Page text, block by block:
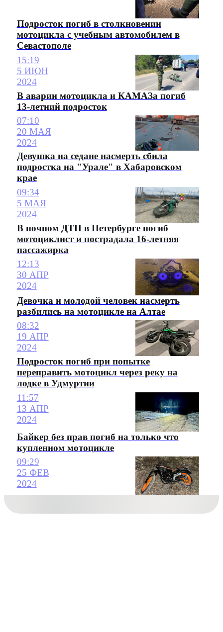
Подросток погиб в столкновении
мотоцикла с учебным автомобилем в
Севастополе
15:19
5 ИЮН
2024
В аварии мотоцикла и КАМАЗа погиб
13-летний подросток
07:10
20 МАЯ
2024
Девушка на седане насмерть сбила
подростка на "Урале" в Хабаровском
крае
09:34
5 МАЯ
2024
В ночном ДТП в Петербурге погиб
мотоциклист и пострадала 16-летняя
пассажирка
12:13
30 АПР
2024
Девочка и молодой человек насмерть
разбились на мотоцикле на Алтае
08:32
19 АПР
2024
Подросток погиб при попытке
переправить мотоцикл через реку на
лодке в Удмуртии
11:57
13 АПР
2024
Байкер без прав погиб на только что
купленном мотоцикле
09:29
25 ФЕВ
2024